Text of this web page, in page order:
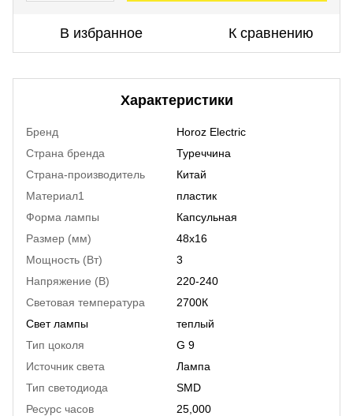
В избранное К сравнению
Характеристики
Бренд
Horoz Electric
Страна бренда
Туреччина
Страна-производитель
Китай
Материал1
пластик
Форма лампы
Капсульная
Размер (мм)
48х16
Мощность (Вт)
3
Напряжение (В)
220-240
Световая температура
2700К
Свет лампы
теплый
Тип цоколя
G 9
Источник света
Лампа
Тип светодиода
SMD
Ресурс часов
25,000